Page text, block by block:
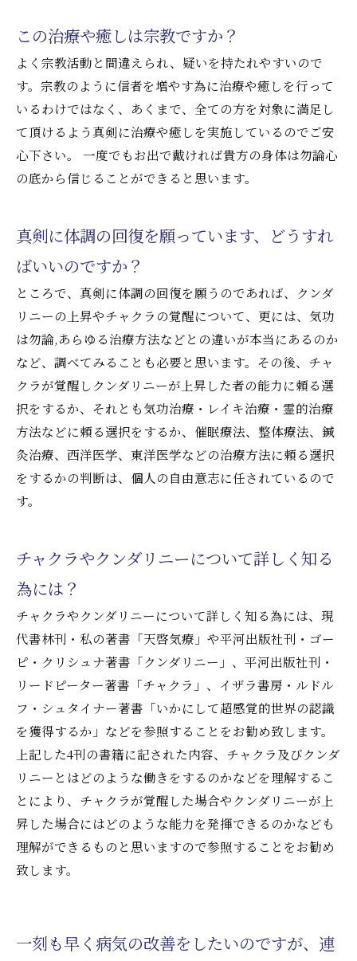
この治療や癒しは宗教ですか？
よく宗教活動と間違えられ、疑いを持たれやすいので
す。宗教のように信者を増やす為に治療や癒しを行って
いるわけではなく、あくまで、全ての方を対象に満足し
て頂けるよう真剣に治療や癒しを実施しているのでご安
心下さい。 一度でもお出で戴ければ貴方の身体は勿論心
の底から信じることができると思います。
真剣に体調の回復を願っています、どうすれ
ばいいのですか？
ところで、真剣に体調の回復を願うのであれば、クンダ
リニーの上昇やチャクラの覚醒について、更には、気功
は勿論,あらゆる治療方法などとの違いが本当にあるのか
など、調べてみることも必要と思います。その後、チャ
クラが覚醒しクンダリニーが上昇した者の能力に頼る選
択をするか、それとも気功治療・レイキ治療・霊的治療
方法などに頼る選択をするか、催眠療法、整体療法、鍼
灸治療、西洋医学、東洋医学などの治療方法に頼る選択
をするかの判断は、個人の自由意志に任されているので
す。
チャクラやクンダリニーについて詳しく知る
為には？
チャクラやクンダリニーについて詳しく知る為には、現
代書林刊・私の著書「天啓気療」や平河出版社刊・ゴー
ピ・クリシュナ著書「クンダリニー」、平河出版社刊・
リードピーター著書「チャクラ」、イザラ書房・ルドル
フ・シュタイナー著書「いかにして超感覚的世界の認識
を獲得するか」などを参照することをお勧め致します。
上記した4刊の書籍に記された内容、チャクラ及びクンダ
リニーとはどのような働きをするのかなどを理解するこ
とにより、チャクラが覚醒した場合やクンダリニーが上
昇した場合にはどのような能力を発揮できるのかなども
理解ができるものと思いますので参照することをお勧め
致します。
一刻も早く病気の改善をしたいのですが、連